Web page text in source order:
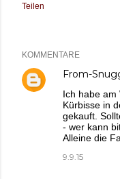
Teilen
KOMMENTARE
From-
Ich habe am
Kürbisse in
gekauft.
- wer kann
Alleine die
9.9.15